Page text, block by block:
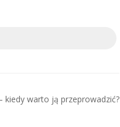
kiedy warto ją przeprowadzić?